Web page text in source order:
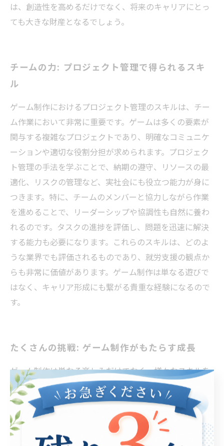
は、創造性を高めるだけでなく、将来のキャリアにとっ
ても大きな財産となるでしょう。
チームの力: プロジェクト管理で得られるスキ
ル
ゲーム制作におけるプロジェクト管理のスキルは、チー
ム作業において非常に重要です。ゲームは多くの要素が
関与する複雑なプロジェクトであり、明確なコミュニケ
ーションや適切な役割分担が求められます。プロジェク
ト管理の手法を学ぶことで、納期の遵守、リソースの最
適化、リスクの管理など、実社会にも役立つ能力が身に
つきます。特に、チームのメンバーと協力しながら作業
を進めることで、リーダーシップや協調性も自然に養わ
れるのです。タスクの進捗を評価し、問題を迅速に解決
する能力も必要になります。これらのスキルは、どのよ
うな業界でも評価されるものであり、就労支援の観点か
らも非常に価値があります。ゲーム制作は単なる遊びで
はなく、キャリア形成にも繋がる貴重な経験になるので
す。
たくさんの挑戦: ゲーム制作がもたらす成長
ゲーム制作は単なる楽しみだけでなく、様々なスキルを
身につけるための貴重な機会です。プログラミングやデ
ザインの技術を学ぶことで、論理的思考や創造力を育む
ことができます。特にプログラミングでは、問題解決能
力が求められ、フレームワークや言語の理解を深めるこ